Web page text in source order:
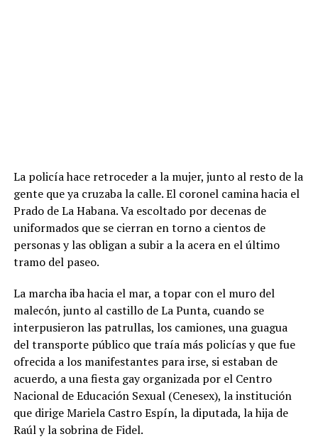
La policía hace retroceder a la mujer, junto al resto de la
gente que ya cruzaba la calle. El coronel camina hacia el
Prado de La Habana. Va escoltado por decenas de
uniformados que se cierran en torno a cientos de
personas y las obligan a subir a la acera en el último
tramo del paseo.
La marcha iba hacia el mar, a topar con el muro del
malecón, junto al castillo de La Punta, cuando se
interpusieron las patrullas, los camiones, una guagua
del transporte público que traía más policías y que fue
ofrecida a los manifestantes para irse, si estaban de
acuerdo, a una fiesta gay organizada por el Centro
Nacional de Educación Sexual (Cenesex), la institución
que dirige Mariela Castro Espín, la diputada, la hija de
Raúl y la sobrina de Fidel.